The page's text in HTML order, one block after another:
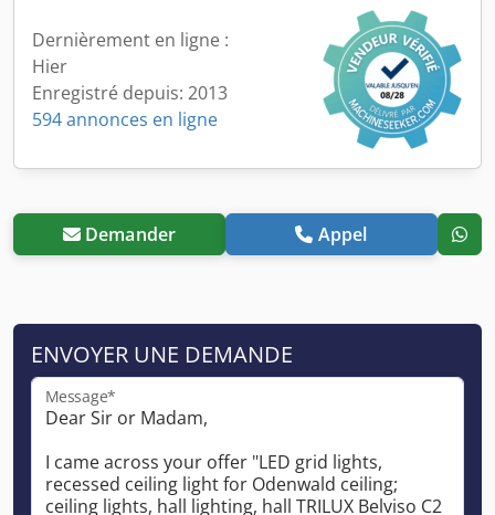
Dernièrement en ligne :
Hier
Enregistré depuis: 2013
594 annonces en ligne
Demander Appel
ENVOYER UNE DEMANDE
Message*